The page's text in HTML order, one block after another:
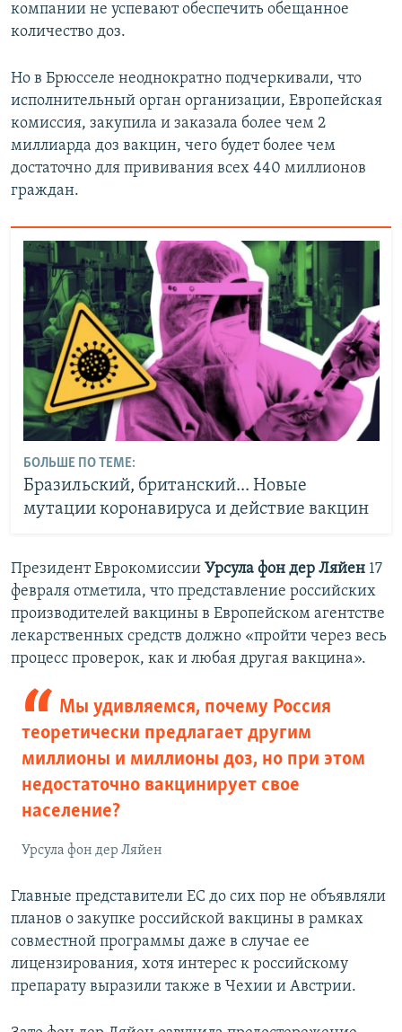
компании не успевают обеспечить обещанное
количество доз.
Но в Брюсселе неоднократно подчеркивали, что
исполнительный орган организации, Европейская
комиссия, закупила и заказала более чем 2
миллиарда доз вакцин, чего будет более чем
достаточно для прививания всех 440 миллионов
граждан.
БОЛЬШЕ ПО ТЕМЕ:
Бразильский, британский... Новые
мутации коронавируса и действие вакцин
Президент Еврокомиссии Урсула фон дер Ляйен 17
февраля отметила, что представление российских
производителей вакцины в Европейском агентстве
лекарственных средств должно «пройти через весь
процесс проверок, как и любая другая вакцина».
Мы удивляемся, почему Россия
теоретически предлагает другим
миллионы и миллионы доз, но при этом
недостаточно вакцинирует свое
население?
Урсула фон дер Ляйен
Главные представители ЕС до сих пор не объявляли
планов о закупке российской вакцины в рамках
совместной программы даже в случае ее
лицензирования, хотя интерес к российскому
препарату выразили также в Чехии и Австрии.